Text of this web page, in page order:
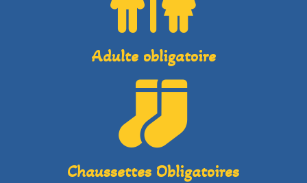
Adulte obligatoire
Chaussettes Obligatoires